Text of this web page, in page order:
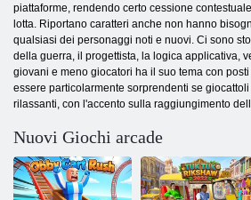
piattaforme, rendendo certo cessione
lotta. Riportano caratteri anche non hanno
qualsiasi dei personaggi noti e nuovi. Ci sono
della guerra, il progettista, la logica applicativa,
giovani e meno giocatori ha il suo tema con
essere particolarmente sorprendenti se
rilassanti, con l'accento sulla raggiungimento
Nuovi Giochi arcade